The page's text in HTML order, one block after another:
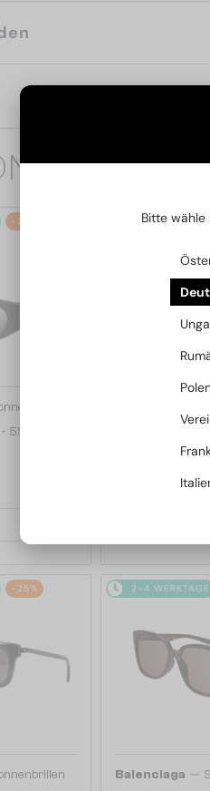
SIE
-25%
55
2-4 WERKTAGE
BB0294SK -
-25% 2-4 WERKTAGE
Balenciaga —
Bitte